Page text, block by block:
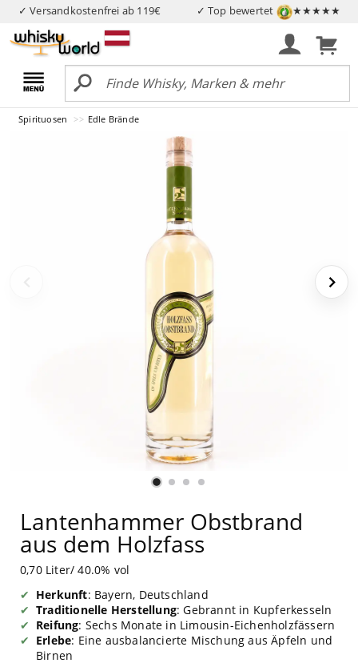
✓ Versandkostenfrei ab 119€ ✓ Top bewertet ★★★★★
Spirituosen Edle Brände
Lantenhammer Obstbrand
aus dem Holzfass
0,70 Liter/ 40.0% vol
Herkunft: Bayern, Deutschland
Traditionelle Herstellung: Gebrannt in Kupferkesseln
Reifung: Sechs Monate in Limousin-Eichenholzfässern
Erlebe: Eine ausbalancierte Mischung aus Äpfeln und
Birnen